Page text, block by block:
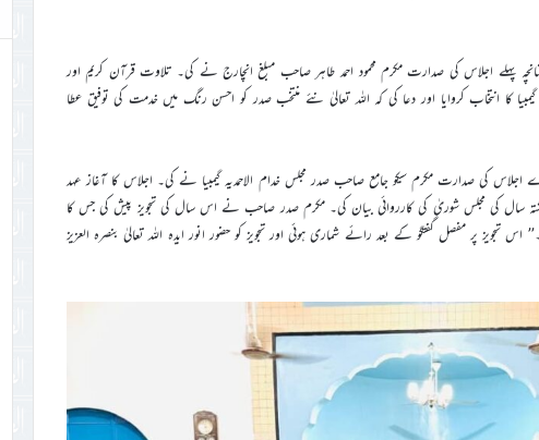
چنانچہ پہلے اجلاس کی صدارت مکرم محمود احمد طاہر صاحب مبلغ انچارج نے کی۔ تلاوت قرآن کریم اور
کا انتخاب کروایا اور دعا کی کہ اللہ تعالیٰ نئے منتخب صدر کو احسن رنگ میں خدمت کی توفیق عطا
کی صدارت مکرم سیکو جامع صاحب صدر مجلس خدام الاحمدیہ گیمبیا نے کی۔ اجلاس کا آغاز عہد
سال کی مجلس شوریٰ کی کارروائی بیان کی۔ مکرم صدر صاحب نے اس سال کی تجویز پیش کی جس کا
پر مفصل گفتگو کے بعد رائے شماری ہوئی اور تجویز کو حضور انور ایدہ اللہ تعالیٰ بنصرہ العزیز